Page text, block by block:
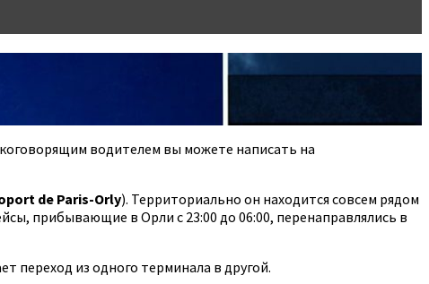
водителем вы можете написать на
de Paris-Orly). Территориально он находится совсем рядом
прибывающие в Орли с 23:00 до 06:00, перенаправлялись в
переход из одного терминала в другой.